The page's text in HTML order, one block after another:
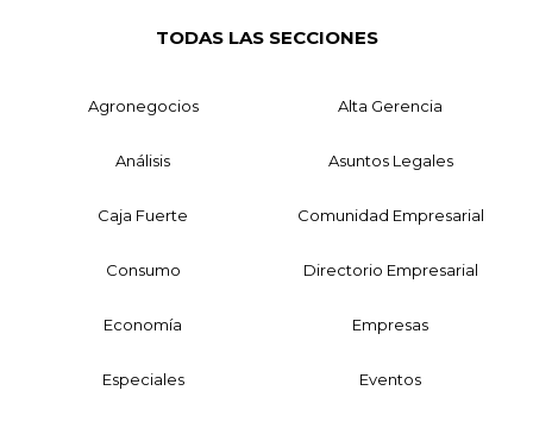
TODAS LAS SECCIONES
Agronegocios Alta Gerencia
Análisis Asuntos Legales
Caja Fuerte Comunidad Empresarial
Consumo Directorio Empresarial
Economía Empresas
Especiales Eventos